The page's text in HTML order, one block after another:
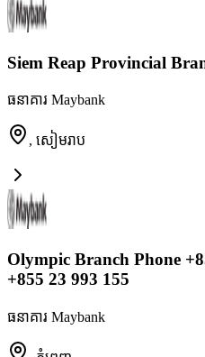
Siem Reap Provincial
ធនាគារ Maybank
, សៀមរាប
Olympic Branch Phone
+855 23 993 155
ធនាគារ Maybank